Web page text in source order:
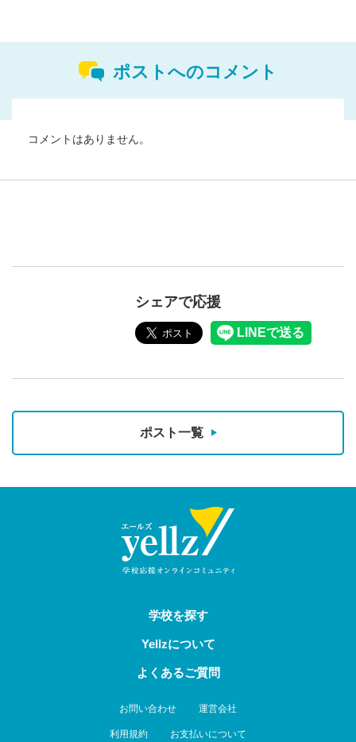
ポストへのコメント
コメントはありません。
シェアで応援
ポスト一覧
学校を探す
Yellzについて
よくあるご質問
お問い合わせ 運営会社
利用規約 お支払いについて